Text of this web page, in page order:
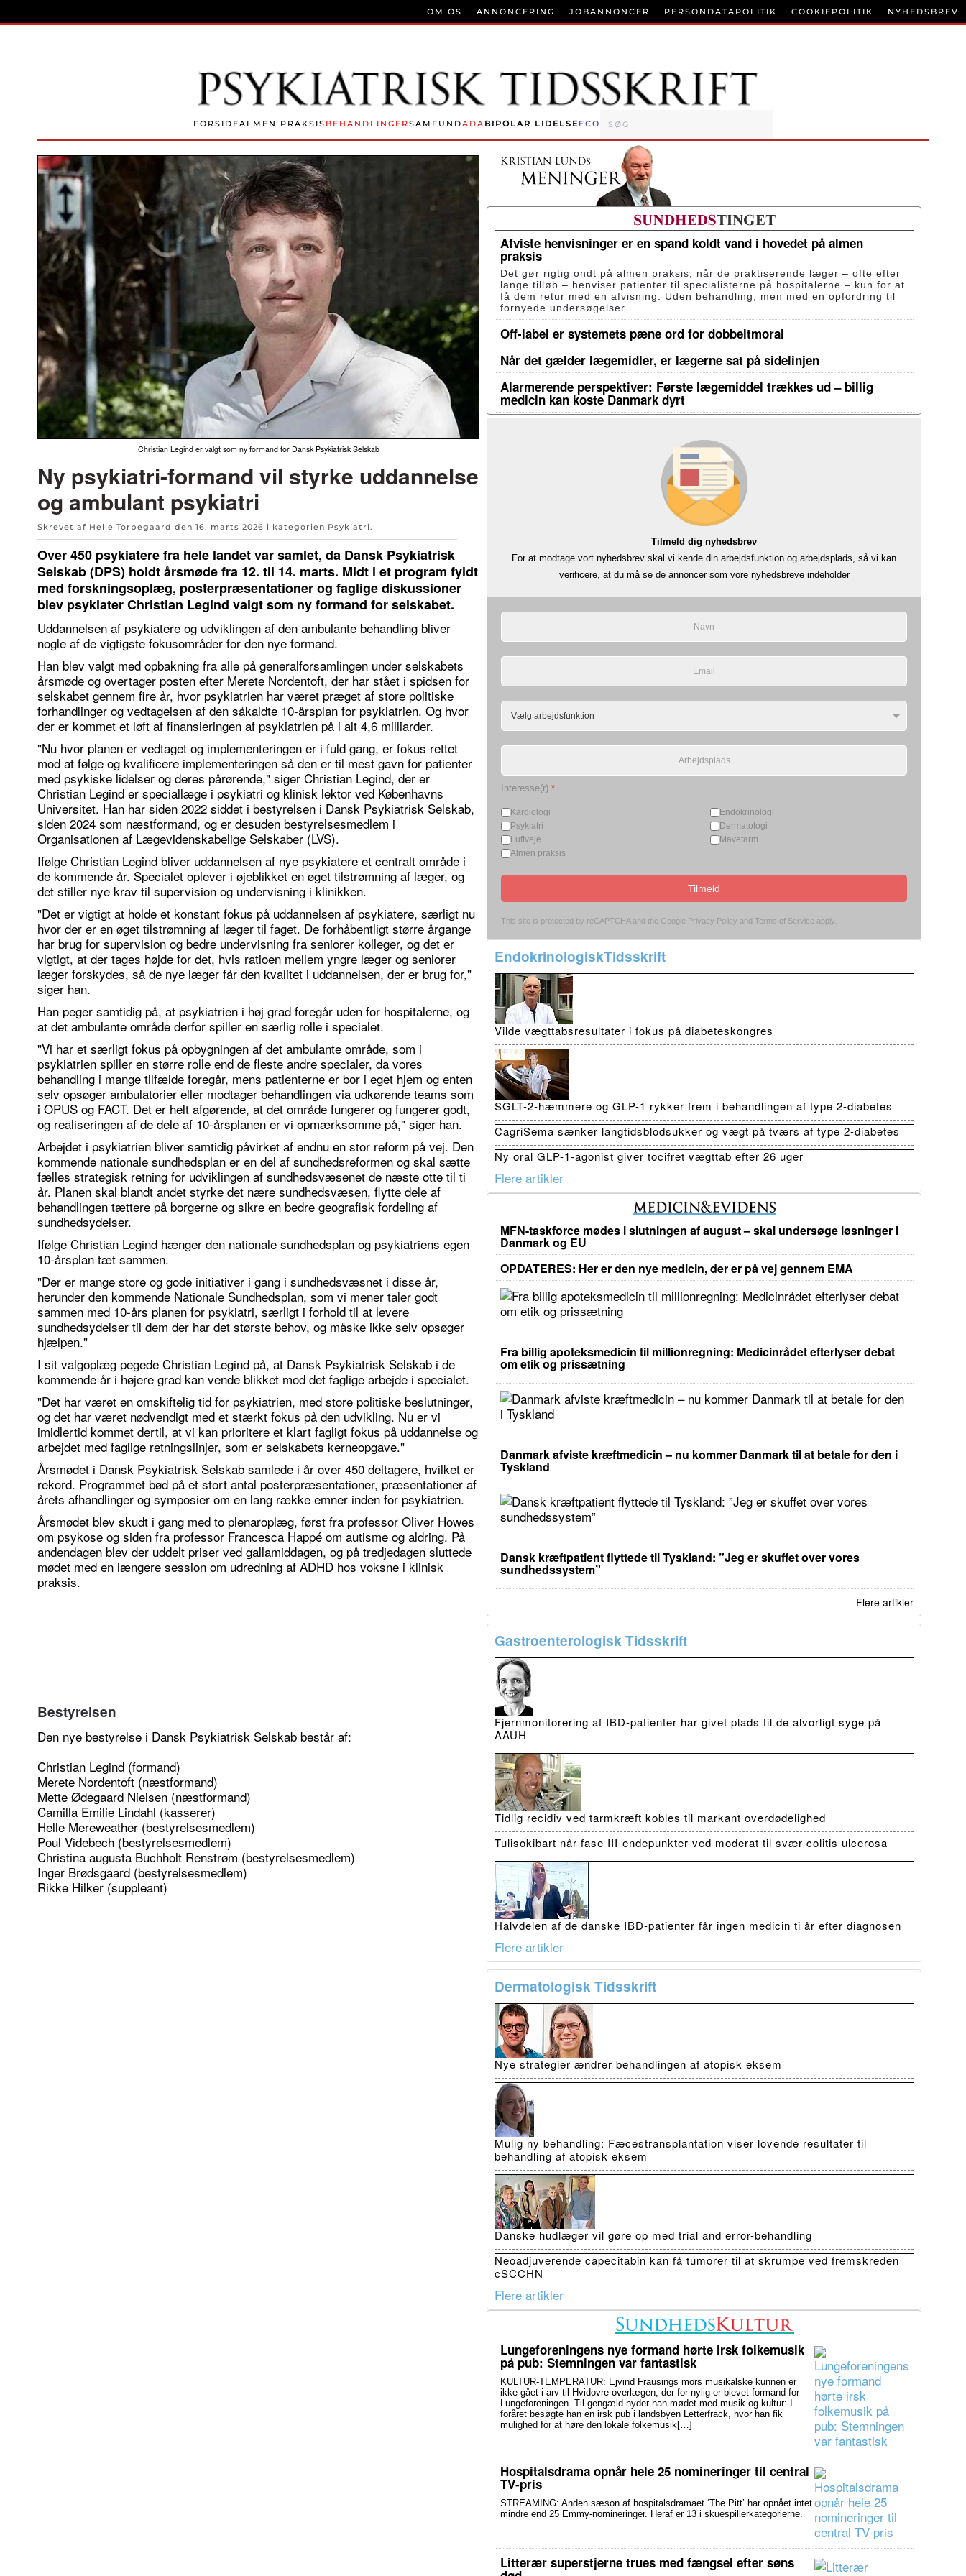
FORSIDEALMEN PRAKSIS BEHANDLINGERSAMFUNDADA BIPOLAR LIDELSEECO
OM OS ANNONCERING JOBANNONCER PERSONDATAPOLITIK COOKIEPOLITIK NYHEDSBREV
Christian Legind er valgt som ny formand for Dansk Psykiatrisk Selskab
Ny psykiatri-formand vil styrke uddannelse
og ambulant psykiatri
Skrevet af Helle Torpegaard den 16. marts 2026 i kategorien Psykiatri .
Over 450 psykiatere fra hele landet var samlet, da Dansk Psykiatrisk
Selskab (DPS) holdt årsmøde fra 12. til 14. marts. Midt i et program fyldt
med forskningsoplæg, posterpræsentationer og faglige diskussioner
blev psykiater Christian Legind valgt som ny formand for selskabet.
Uddannelsen af psykiatere og udviklingen af den ambulante behandling bliver
nogle af de vigtigste fokusområder for den nye formand.
Han blev valgt med opbakning fra alle på generalforsamlingen under selskabets
årsmøde og overtager posten efter Merete Nordentoft, der har stået i spidsen for
selskabet gennem fire år, hvor psykiatrien har været præget af store politiske
forhandlinger og vedtagelsen af den såkaldte 10-årsplan for psykiatrien. Og hvor
der er kommet et løft af finansieringen af psykiatrien på i alt 4,6 milliarder.
"Nu hvor planen er vedtaget og implementeringen er i fuld gang, er fokus rettet
mod at følge og kvalificere implementeringen så den er til mest gavn for patienter
med psykiske lidelser og deres pårørende," siger Christian Legind, der er
Christian Legind er speciallæge i psykiatri og klinisk lektor ved Københavns
Universitet. Han har siden 2022 siddet i bestyrelsen i Dansk Psykiatrisk Selskab,
siden 2024 som næstformand, og er desuden bestyrelsesmedlem i
Organisationen af Lægevidenskabelige Selskaber (LVS).
Ifølge Christian Legind bliver uddannelsen af nye psykiatere et centralt område i
de kommende år. Specialet oplever i øjeblikket en øget tilstrømning af læger, og
det stiller nye krav til supervision og undervisning i klinikken.
"Det er vigtigt at holde et konstant fokus på uddannelsen af psykiatere, særligt nu
hvor der er en øget tilstrømning af læger til faget. De forhåbentligt større årgange
har brug for supervision og bedre undervisning fra seniorer kolleger, og det er
vigtigt, at der tages højde for det, hvis ratioen mellem yngre læger og seniorer
læger forskydes, så de nye læger får den kvalitet i uddannelsen, der er brug for,"
siger han.
Han peger samtidig på, at psykiatrien i høj grad foregår uden for hospitalerne, og
at det ambulante område derfor spiller en særlig rolle i specialet.
"Vi har et særligt fokus på opbygningen af det ambulante område, som i
psykiatrien spiller en større rolle end de fleste andre specialer, da vores
behandling i mange tilfælde foregår, mens patienterne er bor i eget hjem og enten
selv opsøger ambulatorier eller modtager behandlingen via udkørende teams som
i OPUS og FACT. Det er helt afgørende, at det område fungerer og fungerer godt,
og realiseringen af de dele af 10-årsplanen er vi opmærksomme på," siger han.
Arbejdet i psykiatrien bliver samtidig påvirket af endnu en stor reform på vej. Den
kommende nationale sundhedsplan er en del af sundhedsreformen og skal sætte
fælles strategisk retning for udviklingen af sundhedsvæsenet de næste otte til ti
år. Planen skal blandt andet styrke det nære sundhedsvæsen, flytte dele af
behandlingen tættere på borgerne og sikre en bedre geografisk fordeling af
sundhedsydelser.
Ifølge Christian Legind hænger den nationale sundhedsplan og psykiatriens egen
10-årsplan tæt sammen.
"Der er mange store og gode initiativer i gang i sundhedsvæsnet i disse år,
herunder den kommende Nationale Sundhedsplan, som vi mener taler godt
sammen med 10-års planen for psykiatri, særligt i forhold til at levere
sundhedsydelser til dem der har det største behov, og måske ikke selv opsøger
hjælpen."
I sit valgoplæg pegede Christian Legind på, at Dansk Psykiatrisk Selskab i de
kommende år i højere grad kan vende blikket mod det faglige arbejde i specialet.
"Det har været en omskiftelig tid for psykiatrien, med store politiske beslutninger,
og det har været nødvendigt med et stærkt fokus på den udvikling. Nu er vi
imidlertid kommet dertil, at vi kan prioritere et klart fagligt fokus på uddannelse og
arbejdet med faglige retningslinjer, som er selskabets kerneopgave."
Årsmødet i Dansk Psykiatrisk Selskab samlede i år over 450 deltagere, hvilket er
rekord. Programmet bød på et stort antal posterpræsentationer, præsentationer af
årets afhandlinger og symposier om en lang række emner inden for psykiatrien.
Årsmødet blev skudt i gang med to plenaroplæg, først fra professor Oliver Howes
om psykose og siden fra professor Francesca Happé om autisme og aldring. På
andendagen blev der uddelt priser ved gallamiddagen, og på tredjedagen sluttede
mødet med en længere session om udredning af ADHD hos voksne i klinisk
praksis.
Bestyrelsen
Den nye bestyrelse i Dansk Psykiatrisk Selskab består af:
Christian Legind (formand)
Merete Nordentoft (næstformand)
Mette Ødegaard Nielsen (næstformand)
Camilla Emilie Lindahl (kasserer)
Helle Mereweather (bestyrelsesmedlem)
Poul Videbech (bestyrelsesmedlem)
Christina augusta Buchholt Renstrøm (bestyrelsesmedlem)
Inger Brødsgaard (bestyrelsesmedlem)
Rikke Hilker (suppleant)
Afviste henvisninger er en spand koldt vand i hovedet på almen
praksis
Det gør rigtig ondt på almen praksis, når de praktiserende læger – ofte efter
lange tilløb – henviser patienter til specialisterne på hospitalerne – kun for at
få dem retur med en afvisning. Uden behandling, men med en opfordring til
fornyede undersøgelser.
Off-label er systemets pæne ord for dobbeltmoral
Når det gælder lægemidler, er lægerne sat på sidelinjen
Alarmerende perspektiver: Første lægemiddel trækkes ud – billig
medicin kan koste Danmark dyrt
Tilmeld dig nyhedsbrev
For at modtage vort nyhedsbrev skal vi kende din arbejdsfunktion og arbejdsplads, så vi kan
verificere, at du må se de annoncer som vore nyhedsbreve indeholder
Interesse(r) *
Kardiologi
Endokrinologi
Psykiatri
Dermatologi
Luftveje
Mavetarm
Almen praksis
Tilmeld
This site is protected by reCAPTCHA and the Google Privacy Policy and Terms of Service apply.
EndokrinologiskTidsskrift
Vilde vægttabsresultater i fokus på diabeteskongres
SGLT-2-hæmmere og GLP-1 rykker frem i behandlingen af type 2-diabetes
CagriSema sænker langtidsblodsukker og vægt på tværs af type 2-diabetes
Ny oral GLP-1-agonist giver tocifret vægttab efter 26 uger
Flere artikler
MFN-taskforce mødes i slutningen af august – skal undersøge løsninger i
Danmark og EU
OPDATERES: Her er den nye medicin, der er på vej gennem EMA
Fra billig apoteksmedicin til millionregning: Medicinrådet efterlyser debat
om etik og prissætning
Danmark afviste kræftmedicin – nu kommer Danmark til at betale for den i
Tyskland
Dansk kræftpatient flyttede til Tyskland: ”Jeg er skuffet over vores
sundhedssystem”
Flere artikler
Gastroenterologisk Tidsskrift
Fjernmonitorering af IBD-patienter har givet plads til de alvorligt syge på
AAUH
Tidlig recidiv ved tarmkræft kobles til markant overdødelighed
Tulisokibart når fase III-endepunkter ved moderat til svær colitis ulcerosa
Halvdelen af de danske IBD-patienter får ingen medicin ti år efter diagnosen
Flere artikler
Dermatologisk Tidsskrift
Nye strategier ændrer behandlingen af atopisk eksem
Mulig ny behandling: Fæcestransplantation viser lovende resultater til
behandling af atopisk eksem
Danske hudlæger vil gøre op med trial and error-behandling
Neoadjuverende capecitabin kan få tumorer til at skrumpe ved fremskreden
cSCCHN
Flere artikler
Lungeforeningens nye formand hørte irsk folkemusik
på pub: Stemningen var fantastisk
KULTUR-TEMPERATUR: Ejvind Frausings mors musikalske kunnen er
ikke gået i arv til Hvidovre-overlægen, der for nylig er blevet formand for
Lungeforeningen. Til gengæld nyder han mødet med musik og kultur: I
foråret besøgte han en irsk pub i landsbyen Letterfrack, hvor han fik
mulighed for at høre den lokale folkemusik[…]
Hospitalsdrama opnår hele 25 nomineringer til central
TV-pris
STREAMING: Anden sæson af hospitalsdramaet ‘The Pitt’ har opnået intet
mindre end 25 Emmy-nomineringer. Heraf er 13 i skuespillerkategorierne.
Litterær superstjerne trues med fængsel efter søns